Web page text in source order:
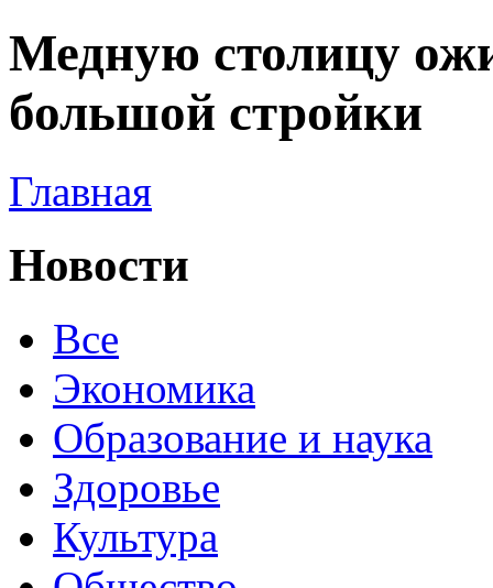
Медную столицу
большой стройки
Главная
Новости
Все
Экономика
Образование и наука
Здоровье
Культура